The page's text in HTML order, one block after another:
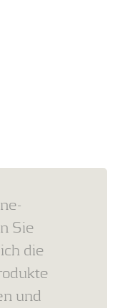
Sie
die
und